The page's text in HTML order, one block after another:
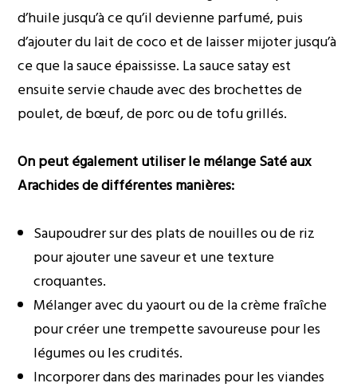
d’huile jusqu’à ce qu’il devienne parfumé, puis
d’ajouter du lait de coco et de laisser mijoter jusqu’à
ce que la sauce épaississe. La sauce satay est
ensuite servie chaude avec des brochettes de
poulet, de bœuf, de porc ou de tofu grillés.
On peut également utiliser le mélange Saté aux
Arachides de différentes manières:
Saupoudrer sur des plats de nouilles ou de riz
pour ajouter une saveur et une texture
croquantes.
Mélanger avec du yaourt ou de la crème fraîche
pour créer une trempette savoureuse pour les
légumes ou les crudités.
Incorporer dans des marinades pour les viandes